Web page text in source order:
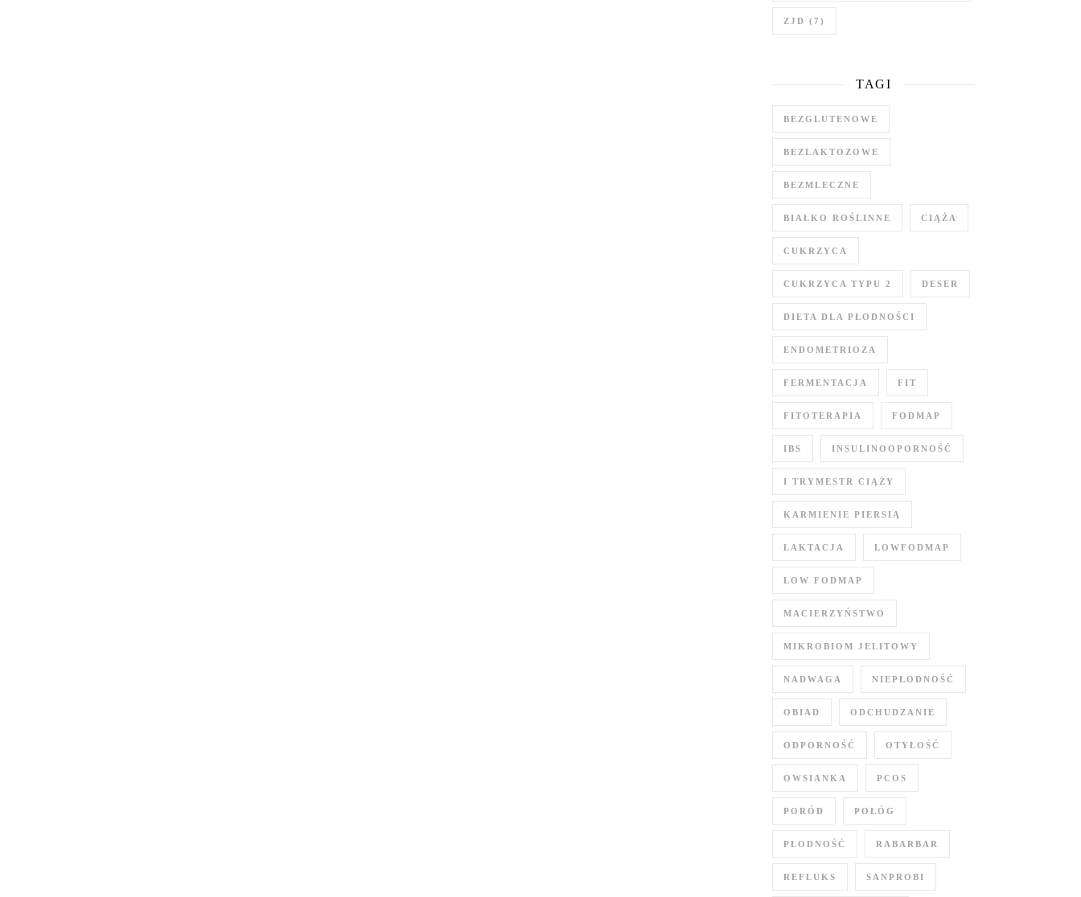
ZJD (7)
TAGI
BEZGLUTENOWE
BEZLAKTOZOWE
BEZMLECZNE
BIAŁKO ROŚLINNE CIĄŻA
CUKRZYCA
CUKRZYCA TYPU 2 DESER
DIETA DLA PŁODNOŚCI
ENDOMETRIOZA
FERMENTACJA FIT
FITOTERAPIA FODMAP
IBS INSULINOOPORNOŚĆ
I TRYMESTR CIĄŻY
KARMIENIE PIERSIĄ
LAKTACJA LOWFODMAP
LOW FODMAP
MACIERZYŃSTWO
MIKROBIOM JELITOWY
NADWAGA NIEPŁODNOŚĆ
OBIAD ODCHUDZANIE
ODPORNOŚĆ OTYŁOŚĆ
OWSIANKA PCOS
PORÓD POŁÓG
PŁODNOŚĆ RABARBAR
REFLUKS SANPROBI